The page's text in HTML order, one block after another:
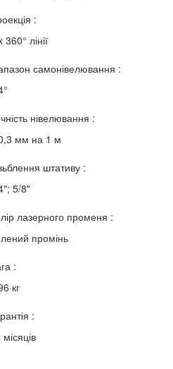
:
360° лінії
самонівелювання :
нівелювання :
мм на 1 м
штативу :
5/8"
лазерного променя :
промінь
:
кг
: